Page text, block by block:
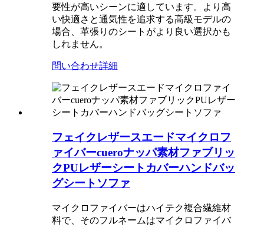
要性が高いシーンに適しています。より高
い快適さと通気性を追求する高級モデルの
場合、革張りのシートがより良い選択かも
しれません。
問い合わせ詳細
フェイクレザースエードマイクロフ
ァイバーcueroナッパ素材ファブリッ
クPUレザーシートカバーハンドバッ
グシートソファ
マイクロファイバーはハイテク複合繊維材
料で、そのフルネームはマイクロファイバ